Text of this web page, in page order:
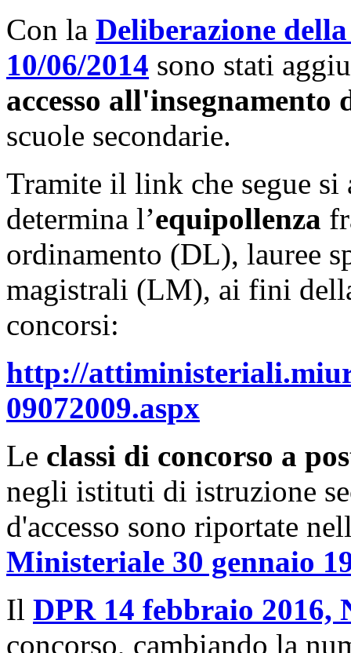
Con la Deliberazione
10/06/2014 sono stati
accesso all'insegnamento
scuole secondarie.
Tramite il link che segue si
determina l’equipollenza
ordinamento (DL), lauree
magistrali (LM), ai fini
concorsi:
http://
09072009.aspx
Le classi di concorso a
negli istituti di istruzione
d'accesso sono riportate
Ministeriale 30 gennaio
Il DPR 14 febbraio 2016,
concorso, cambiando la